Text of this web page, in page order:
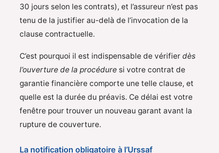
30 jours selon les contrats), et l’assureur n’est pas
tenu de la justifier au-delà de l’invocation de la
clause contractuelle.
C’est pourquoi il est indispensable de vérifier dès
l’ouverture de la procédure si votre contrat de
garantie financière comporte une telle clause, et
quelle est la durée du préavis. Ce délai est votre
fenêtre pour trouver un nouveau garant avant la
rupture de couverture.
La notification obligatoire à l’Urssaf